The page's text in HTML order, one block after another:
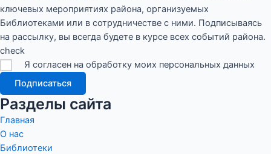
ключевых мероприятиях района, организуемых
Библиотеками или в сотрудничестве с ними. Подписываясь
на рассылку, вы всегда будете в курсе всех событий района.
check
Я согласен на обработку моих персональных данных
Подписаться
Разделы сайта
Главная
О нас
Библиотеки